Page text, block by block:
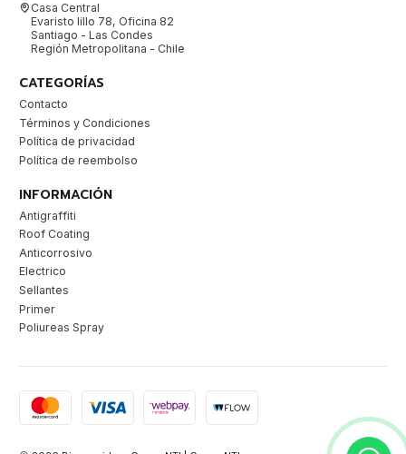
Casa Central
Evaristo lillo 78, Oficina 82
Santiago - Las Condes
Región Metropolitana - Chile
CATEGORÍAS
Contacto
Términos y Condiciones
Política de privacidad
Política de reembolso
INFORMACIÓN
Antigraffiti
Roof Coating
Anticorrosivo
Electrico
Sellantes
Primer
Poliureas Spray